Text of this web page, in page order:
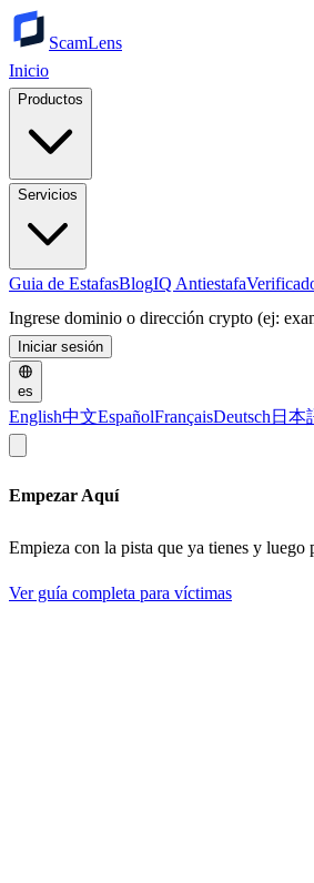
ScamLens
Inicio
Productos
Servicios
Guia de EstafasBlogIQ Antiestafa
Ingrese dominio o dirección crypto (ej:
Iniciar sesión
es
English中文EspañolFrançaisDeutsch 日本
Empezar Aquí
Empieza con la pista que ya tienes y
Ver guía completa para víctimas